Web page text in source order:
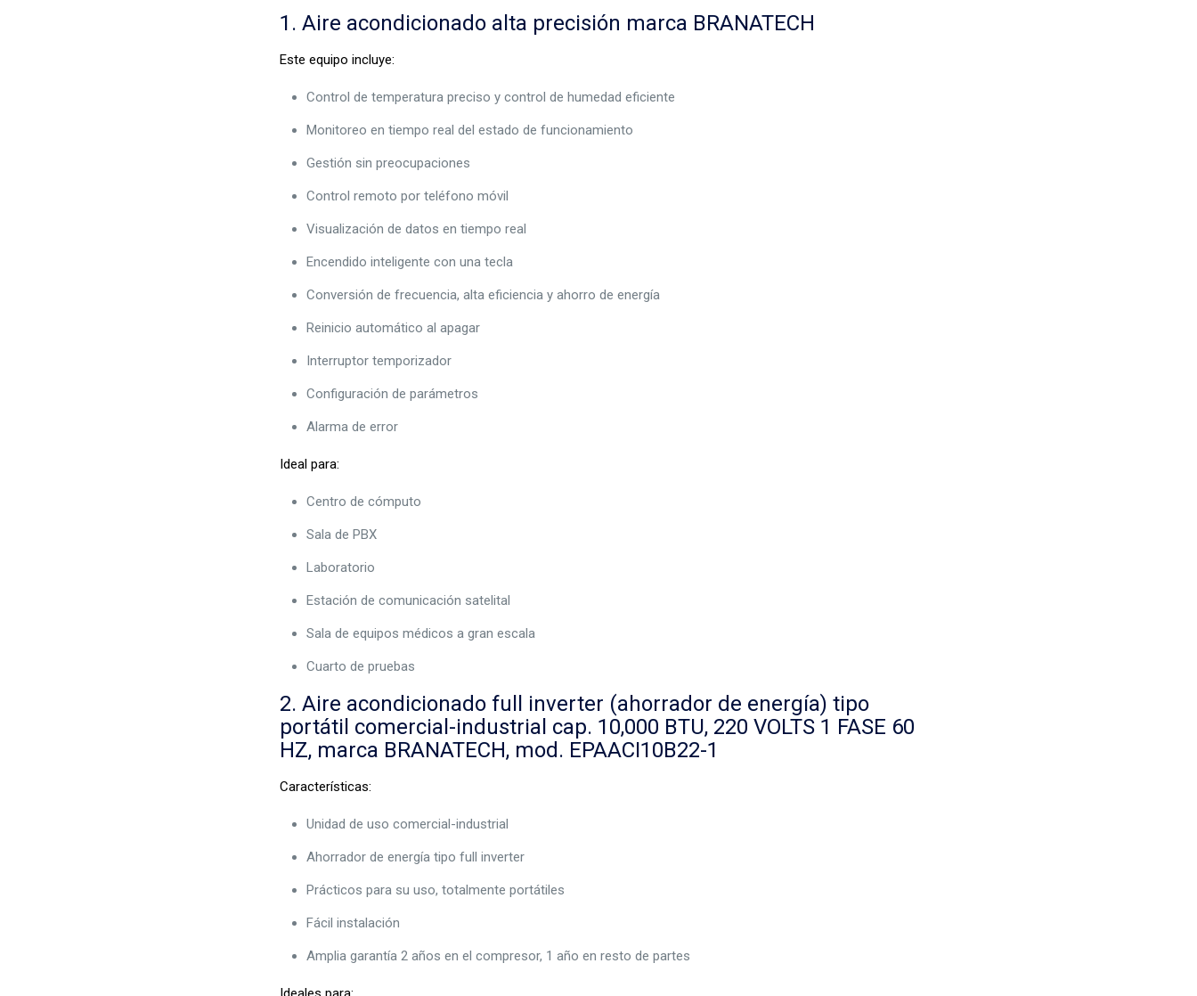
1. Aire acondicionado alta precisión marca BRANATECH
Este equipo incluye:
Control de temperatura preciso y control de humedad eficiente
Monitoreo en tiempo real del estado de funcionamiento
Gestión sin preocupaciones
Control remoto por teléfono móvil
Visualización de datos en tiempo real
Encendido inteligente con una tecla
Conversión de frecuencia, alta eficiencia y ahorro de energía
Reinicio automático al apagar
Interruptor temporizador
Configuración de parámetros
Alarma de error
Ideal para:
Centro de cómputo
Sala de PBX
Laboratorio
Estación de comunicación satelital
Sala de equipos médicos a gran escala
Cuarto de pruebas
2. Aire acondicionado full inverter (ahorrador de energía) tipo
portátil comercial-industrial cap. 10,000 BTU, 220 VOLTS 1 FASE 60
HZ, marca BRANATECH, mod. EPAACI10B22-1
Características:
Unidad de uso comercial-industrial
Ahorrador de energía tipo full inverter
Prácticos para su uso, totalmente portátiles
Fácil instalación
Amplia garantía 2 años en el compresor, 1 año en resto de partes